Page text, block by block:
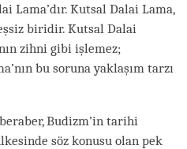
Lama’dır. Kutsal Dalai Lama,
biridir. Kutsal Dalai
zihni gibi işlemez;
bu soruna yaklaşım tarzı
beraber, Budizm’in tarihi
söz konusu olan pek